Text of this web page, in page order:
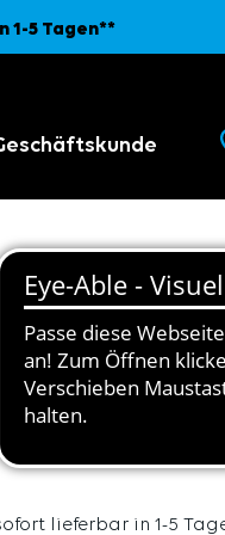
1-5 Tagen**
lieferbar in 1-5